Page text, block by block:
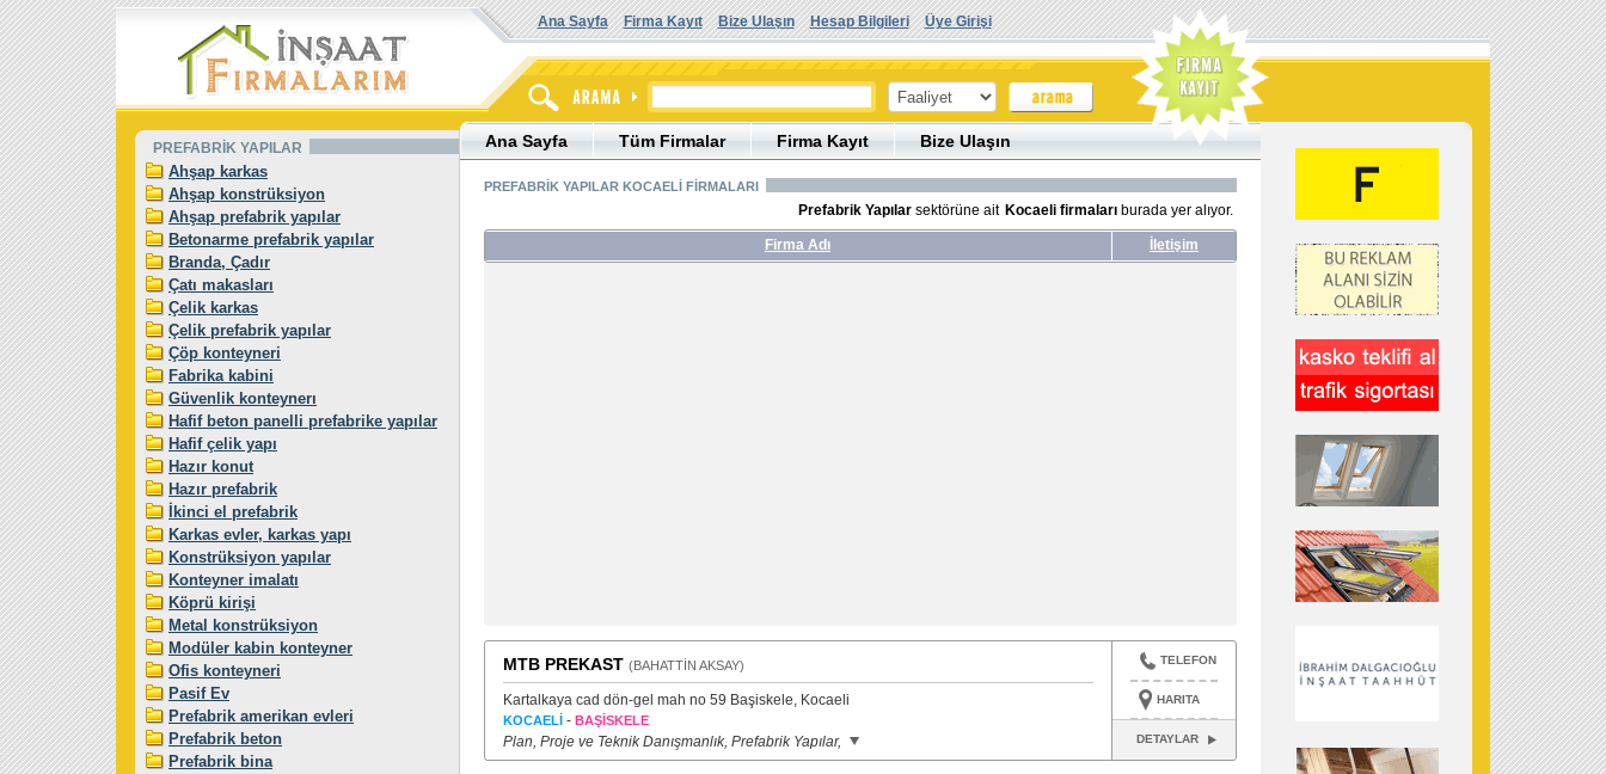
Ana Sayfa Firma Kayıt Bize Ulaşın Hesap Bilgileri Üye Girişi
Ana Sayfa Tüm Firmalar Firma Kayıt Bize Ulaşın
PREFABRİK YAPILAR KOCAELİ FİRMALARI
Prefabrik Yapılar sektörüne ait Kocaeli firmaları burada yer alıyor.
Firma Adı İletişim
MTB PREKAST (BAHATTİN AKSAY)
Kartalkaya cad dön-gel mah no 59 Başiskele, Kocaeli
KOCAELİ- BAŞİSKELE
Plan, Proje ve Teknik Danışmanlık, Prefabrik Yapılar,
TELEFON
HARITA
DETAYLAR
PREFABRİK YAPILAR
Ahşap karkas
Ahşap konstrüksiyon
Ahşap prefabrik yapılar
Betonarme prefabrik yapılar
Branda, Çadır
Çatı makasları
Çelik karkas
Çelik prefabrik yapılar
Çöp konteyneri
Fabrika kabini
Güvenlik konteynerı
Hafif beton panelli prefabrike yapılar
Hafif çelik yapı
Hazır konut
Hazır prefabrik
İkinci el prefabrik
Karkas evler, karkas yapı
Konstrüksiyon yapılar
Konteyner imalatı
Köprü kirişi
Metal konstrüksiyon
Modüler kabin konteyner
Ofis konteyneri
Pasif Ev
Prefabrik amerikan evleri
Prefabrik beton
Prefabrik bina